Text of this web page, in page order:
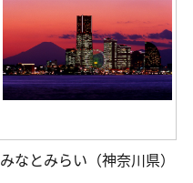
みなとみらい（神奈川県）